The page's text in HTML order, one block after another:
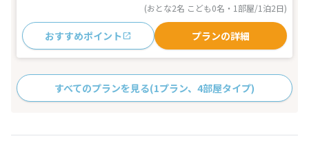
(おとな2名 こども0名・1部屋/1泊2日)
おすすめポイント プランの詳細
すべてのプランを見る(1プラン、4部屋タイプ)